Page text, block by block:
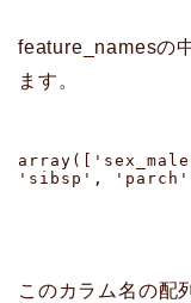
feature_namesの
ます。
'sibsp',
このカラム名の配